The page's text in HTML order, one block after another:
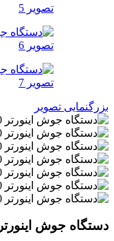
بزرگنمایی تصویر
دستگاه جوش اینورتر EDON TB-200